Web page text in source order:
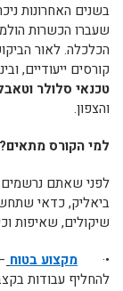
בשנים האחרונות
שעברו הכשרות
הכלכלה. לאור
קורסים ייעודיים,
טכנאי סלולר
והצפון.
למי הקורס מתאים?
לפני שאתם
ביאליק, כדאי
שיקולים, שאיפות
•· מקצוע בטוח
להחליף עבודות